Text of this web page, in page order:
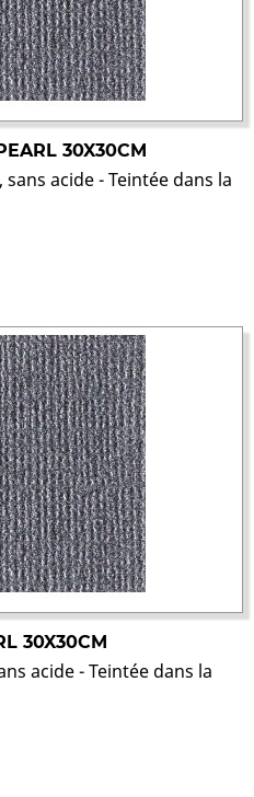
30X30CM
sans acide - Teintée dans la
30X30CM
acide - Teintée dans la